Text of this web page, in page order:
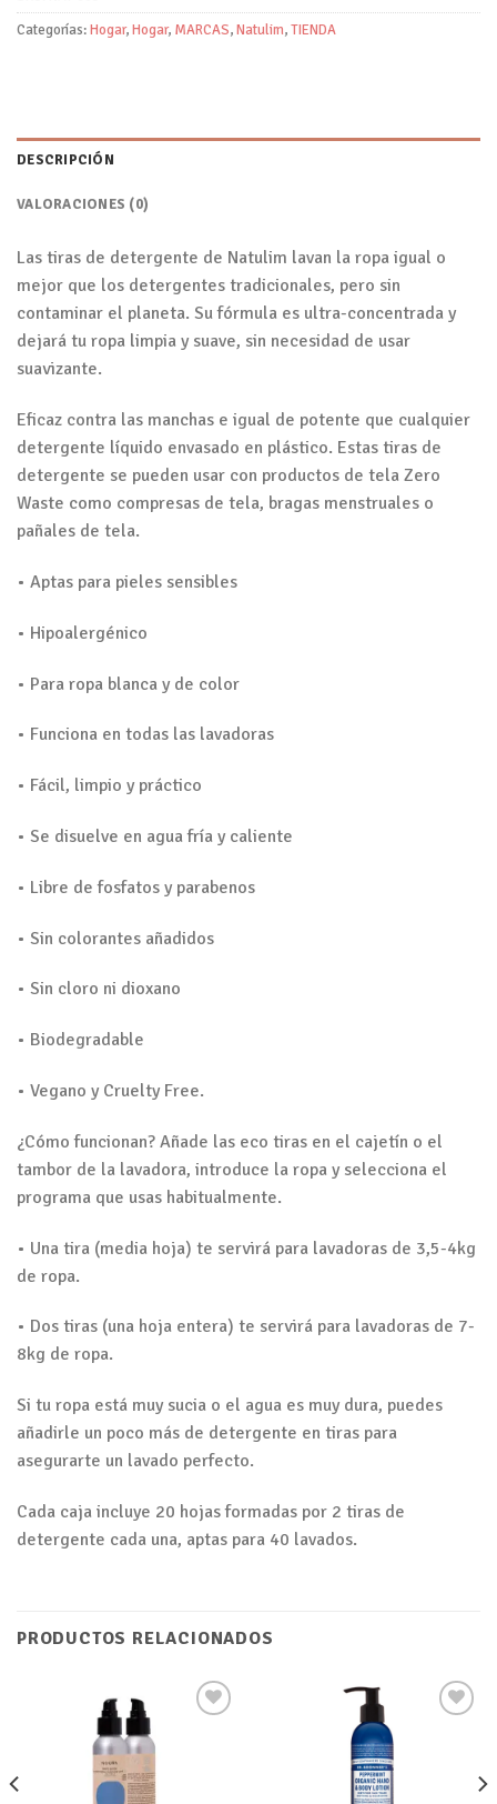
Categorías:Hogar,Hogar, MARCAS,Natulim,TIENDA
DESCRIPCIÓN
VALORACIONES (0)
Las tiras de detergente de Natulim lavan la ropa igual o
mejor que los detergentes tradicionales, pero sin
contaminar el planeta. Su fórmula es ultra-concentrada y
dejará tu ropa limpia y suave, sin necesidad de usar
suavizante.
Eficaz contra las manchas e igual de potente que cualquier
detergente líquido envasado en plástico. Estas tiras de
detergente se pueden usar con productos de tela Zero
Waste como compresas de tela, bragas menstruales o
pañales de tela.
• Aptas para pieles sensibles
• Hipoalergénico
• Para ropa blanca y de color
• Funciona en todas las lavadoras
• Fácil, limpio y práctico
• Se disuelve en agua fría y caliente
• Libre de fosfatos y parabenos
• Sin colorantes añadidos
• Sin cloro ni dioxano
• Biodegradable
• Vegano y Cruelty Free.
¿Cómo funcionan? Añade las eco tiras en el cajetín o el
tambor de la lavadora, introduce la ropa y selecciona el
programa que usas habitualmente.
• Una tira (media hoja) te servirá para lavadoras de 3,5-4kg
de ropa.
• Dos tiras (una hoja entera) te servirá para lavadoras de 7-
8kg de ropa.
Si tu ropa está muy sucia o el agua es muy dura, puedes
añadirle un poco más de detergente en tiras para
asegurarte un lavado perfecto.
Cada caja incluye 20 hojas formadas por 2 tiras de
detergente cada una, aptas para 40 lavados.
PRODUCTOS RELACIONADOS